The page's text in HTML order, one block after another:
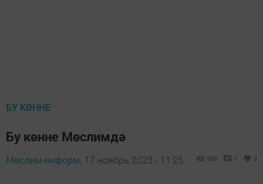
БУ КӨННЕ
Бу көнне Мөслимдә
Мөслим-информ, 17 ноябрь 2023 - 11:25 589 0 0